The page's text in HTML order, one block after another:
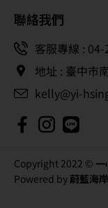
聯絡我們
客服專線 :
地址 : 臺中市
kelly@yi-
Copyright 2022 ©
Powered by 蔚藍海